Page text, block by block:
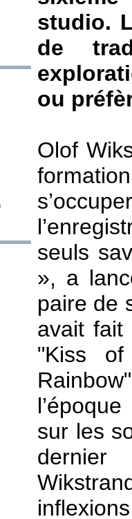
studio.
de
ou
Olof
seuls
», a
paire de
avait fait
"Kiss
sur les
dernier